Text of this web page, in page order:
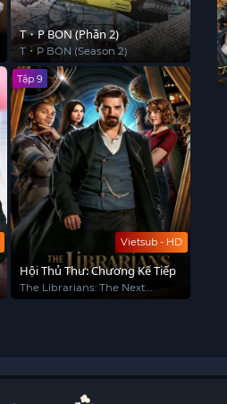
T・P BON (Phần 2)
T・P BON (Season 2)
Vietsub - HD
Tập 9
Hội Thủ Thư: Chương Kế Tiếp
The Librarians: The Next
Chapter